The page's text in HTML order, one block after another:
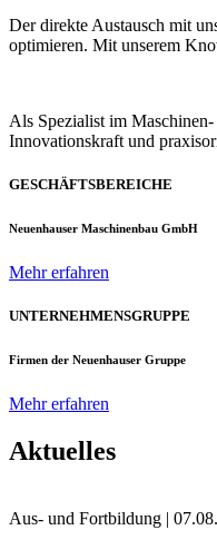
Der direkte Austausch mit
optimieren. Mit unserem
Als Spezialist im
Innovationskraft und
GESCHÄFTSBEREICHE
Neuenhauser Maschinenbau GmbH
Mehr erfahren
UNTERNEHMENSGRUPPE
Firmen der Neuenhauser Gruppe
Mehr erfahren
Aktuelles
Aus- und Fortbildung |